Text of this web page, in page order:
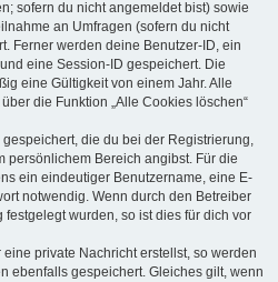
sofern du nicht angemeldet bist) sowie
an Umfragen (sofern du nicht
Ferner werden deine Benutzer-ID, ein
eine Session-ID gespeichert. Die
eine Gültigkeit von einem Jahr. Alle
die Funktion „Alle Cookies löschen“
die du bei der Registrierung,
persönlichem Bereich angibst. Für die
ein eindeutiger Benutzername, eine E-
notwendig. Wenn durch den Betreiber
wurden, so ist dies für dich vor
private Nachricht erstellst, so werden
ebenfalls gespeichert. Gleiches gilt, wenn